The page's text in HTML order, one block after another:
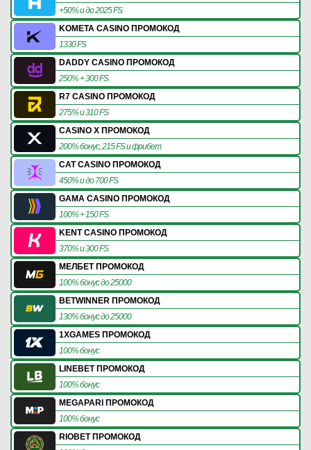
+50% и до 2025 FS
KOMETA CASINO ПРОМОКОД
1330 FS
DADDY CASINO ПРОМОКОД
250% + 300 FS
R7 CASINO ПРОМОКОД
275% и 310 FS
CASINO X ПРОМОКОД
200% бонус, 215 FS и фрибет
CAT CASINO ПРОМОКОД
450% и до 700 FS
GAMA CASINO ПРОМОКОД
100% + 150 FS
KENT CASINO ПРОМОКОД
370% и 300 FS
МЕЛБЕТ ПРОМОКОД
100% бонус до 25000
BETWINNER ПРОМОКОД
130% бонус до 25000
1XGAMES ПРОМОКОД
100% бонус
LINEBET ПРОМОКОД
100% бонус
MEGAPARI ПРОМОКОД
100% бонус
RIOBET ПРОМОКОД